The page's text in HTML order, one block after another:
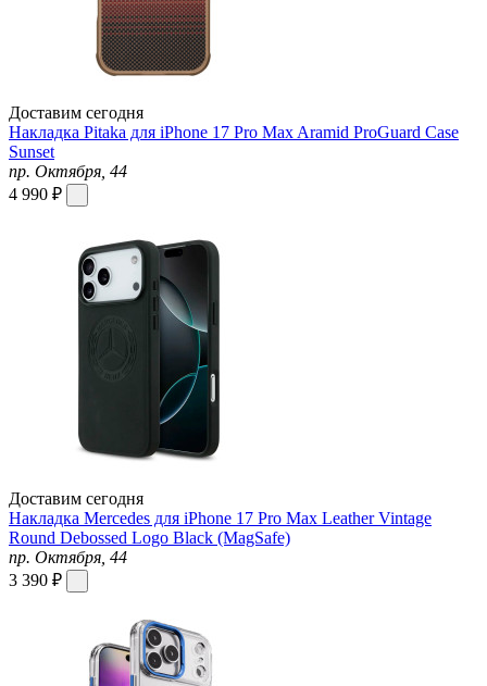
Доставим сегодня
Накладка Pitaka для iPhone 17 Pro Max Aramid ProGuard Case
Sunset
пр. Октября, 44
4 990 ₽
Доставим сегодня
Накладка Mercedes для iPhone 17 Pro Max Leather Vintage
Round Debossed Logo Black (MagSafe)
пр. Октября, 44
3 390 ₽